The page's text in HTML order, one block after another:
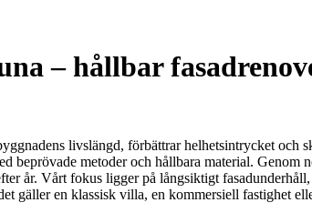
– hållbar
livslängd, förbättrar helhetsintrycket
beprövade metoder och hållbara material.
år. Vårt fokus ligger på långsiktigt
gäller en klassisk villa, en kommersiell fastighet